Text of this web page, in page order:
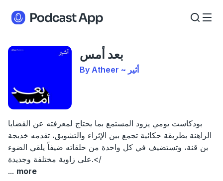
بعد أمس
By Atheer ~ أثير
بودكاست يومي يزود المستمع بما يحتاج لمعرفته عن القضايا
الراهنة بطريقة حكائية تجمع بين الإثراء والتشويق، تقدمه خديجة
بن قنة، وتستضيف في كل واحدة من حلقاته ضيفاً يلقي الضوء
على زاوية مختلفة وجديدة.</
... more